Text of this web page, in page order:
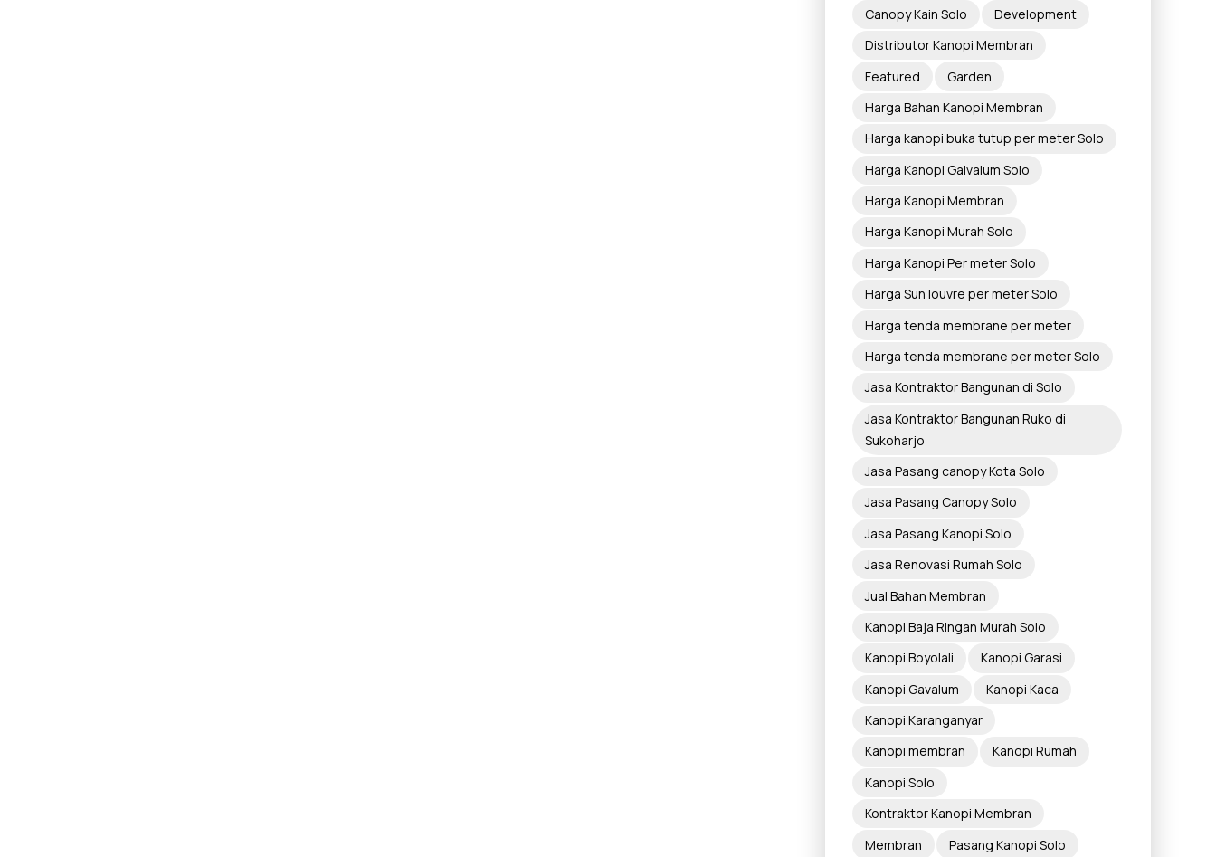
Canopy Kain Solo
Development
Distributor Kanopi Membran
Featured
Garden
Harga Bahan Kanopi Membran
Harga kanopi buka tutup per meter Solo
Harga Kanopi Galvalum Solo
Harga Kanopi Membran
Harga Kanopi Murah Solo
Harga Kanopi Per meter Solo
Harga Sun louvre per meter Solo
Harga tenda membrane per meter
Harga tenda membrane per meter Solo
Jasa Kontraktor Bangunan di Solo
Jasa Kontraktor Bangunan Ruko di
Sukoharjo
Jasa Pasang canopy Kota Solo
Jasa Pasang Canopy Solo
Jasa Pasang Kanopi Solo
Jasa Renovasi Rumah Solo
Jual Bahan Membran
Kanopi Baja Ringan Murah Solo
Kanopi Boyolali
Kanopi Garasi
Kanopi Gavalum
Kanopi Kaca
Kanopi Karanganyar
Kanopi membran
Kanopi Rumah
Kanopi Solo
Kontraktor Kanopi Membran
Membran
Pasang Kanopi Solo